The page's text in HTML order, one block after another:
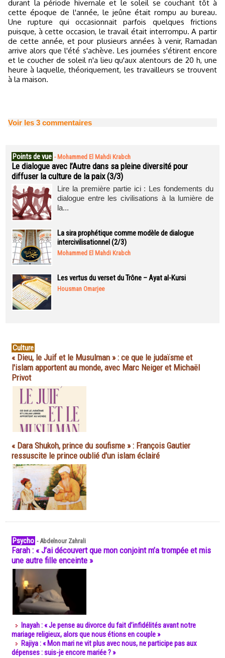
durant la période hivernale et le soleil se couchant tôt à
cette époque de l'année, le jeûne était rompu au bureau.
Une rupture qui occasionnait parfois quelques frictions
puisque, à cette occasion, le travail était interrompu. A partir
de cette année, et pour plusieurs années à venir, Ramadan
arrive alors que l'été s'achève. Les journées s'étirent encore
et le coucher de soleil n'a lieu qu'aux alentours de 20 h, une
heure à laquelle, théoriquement, les travailleurs se trouvent
à la maison.
Voir les 3 commentaires
Points de vue - Mohammed El Mahdi Krabch
Le dialogue avec l’Autre dans sa pleine diversité pour
diffuser la culture de la paix (3/3)
Lire la première partie ici : Les fondements du
dialogue entre les civilisations à la lumière de
la...
La sira prophétique comme modèle de dialogue
intercivilisationnel (2/3)
Mohammed El Mahdi Krabch
Les vertus du verset du Trône – Ayat al-Kursi
Housman Omarjee
Culture
« Dieu, le Juif et le Musulman » : ce que le judaïsme et
l'islam apportent au monde, avec Marc Neiger et Michaël
Privot
« Dara Shukoh, prince du soufisme » : François Gautier
ressuscite le prince oublié d'un islam éclairé
Psycho -Abdelnour Zahrali
Farah : « J’ai découvert que mon conjoint m’a trompée et mis
une autre fille enceinte »
Inayah : « Je pense au divorce du fait d’infidélités avant notre
mariage religieux, alors que nous étions en couple »
Rajiya : « Mon mari ne vit plus avec nous, ne participe pas aux
dépenses : suis-je encore mariée ? »